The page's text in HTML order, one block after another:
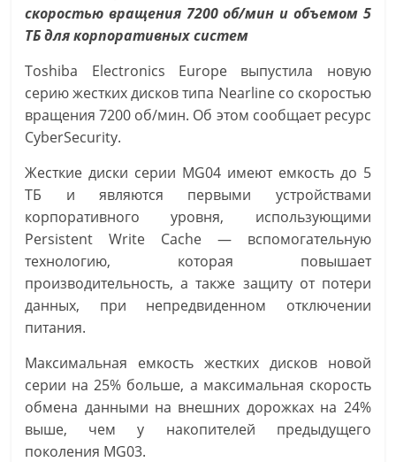
k
l
s
s
n
i
i
l
.
u
l
e
r
a
m
т
п
а
в
и
т
скоростью вращения 7200 об/мин и объемом 5
ТБ для корпоративных систем
Toshiba Electronics Europe выпустила новую
серию жестких дисков типа Nearline со скоростью
вращения 7200 об/мин. Об этом сообщает ресурс
CyberSecurity.
Жесткие диски серии MG04 имеют емкость до 5
ТБ и являются первыми устройствами
корпоративного уровня, использующими
Persistent Write Cache — вспомогательную
технологию, которая повышает
производительность, а также защиту от потери
данных, при непредвиденном отключении
питания.
Максимальная емкость жестких дисков новой
серии на 25% больше, а максимальная скорость
обмена данными на внешних дорожках на 24%
выше, чем у накопителей предыдущего
поколения MG03.